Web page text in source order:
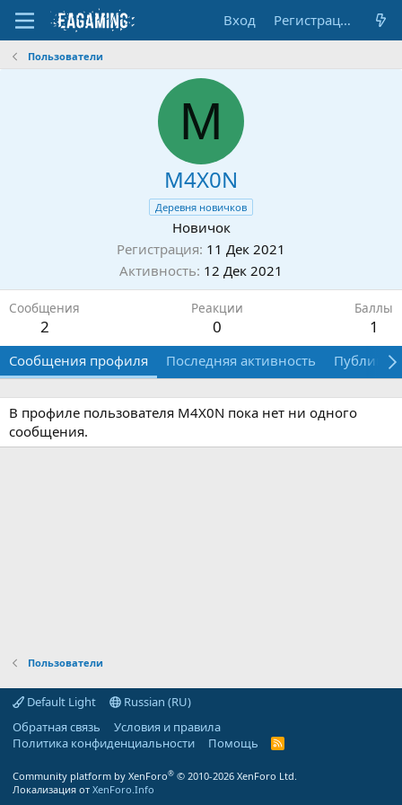
Вход Регистрация
Пользователи
M
M4X0N
Деревня новичков
Новичок
Регистрация 11 Дек 2021
Активность 12 Дек 2021
Сообщения
2
Реакции
0
Баллы
1
Сообщения профиля Последняя активность
В профиле пользователя M4X0N пока нет ни одного
сообщения.
Пользователи
Default Light
Russian (RU)
Обратная связь
Условия и правила
Политика конфиденциальности
Помощь
R
Community platform by XenForo® © 2010-2026 XenForo Ltd.
Локализация от XenForo.Info